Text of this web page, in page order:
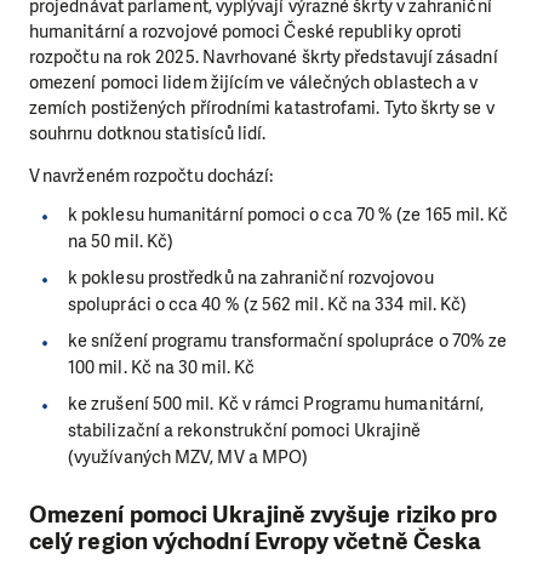
projednávat parlament, vyplývají výrazné škrty v zahraniční
humanitární a rozvojové pomoci České republiky oproti
rozpočtu na rok 2025. Navrhované škrty představují zásadní
omezení pomoci lidem žijícím ve válečných oblastech a v
zemích postižených přírodními katastrofami. Tyto škrty se v
souhrnu dotknou statisíců lidí.
V navrženém rozpočtu dochází:
k poklesu humanitární pomoci o cca 70 % (ze 165 mil. Kč
na 50 mil. Kč)
k poklesu prostředků na zahraniční rozvojovou
spolupráci o cca 40 % (z 562 mil. Kč na 334 mil. Kč)
ke snížení programu transformační spolupráce o 70% ze
100 mil. Kč na 30 mil. Kč
ke zrušení 500 mil. Kč v rámci Programu humanitární,
stabilizační a rekonstrukční pomoci Ukrajině
(využívaných MZV, MV a MPO)
Omezení pomoci Ukrajině zvyšuje riziko pro
celý region východní Evropy včetně Česka